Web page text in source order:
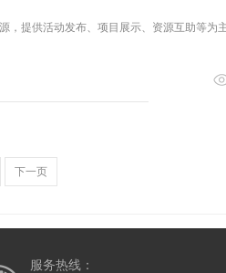
，提供活动发布、项目展示、资源互助等为
下一页
服务热线：